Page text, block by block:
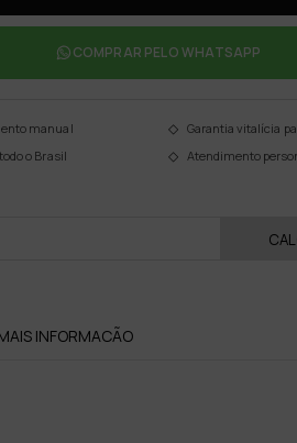
COMPRAR PELO WHATSAPP
manual
Garantia vitalícia
o Brasil
Atendimento
INFORMACÃO